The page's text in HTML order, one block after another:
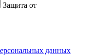
Защита от
данных